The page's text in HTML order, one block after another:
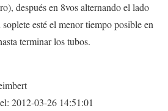
después en 8vos alternando el lado
esté el menor tiempo posible en
terminar los tubos.
2012-03-26 14:51:01